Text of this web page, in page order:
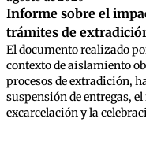
Informe sobre el
trámites de
El documento realizado
contexto de aislamiento
procesos de extradición,
suspensión de entregas,
excarcelación y la